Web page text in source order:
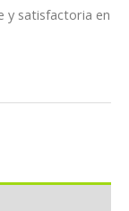
y satisfactoria en